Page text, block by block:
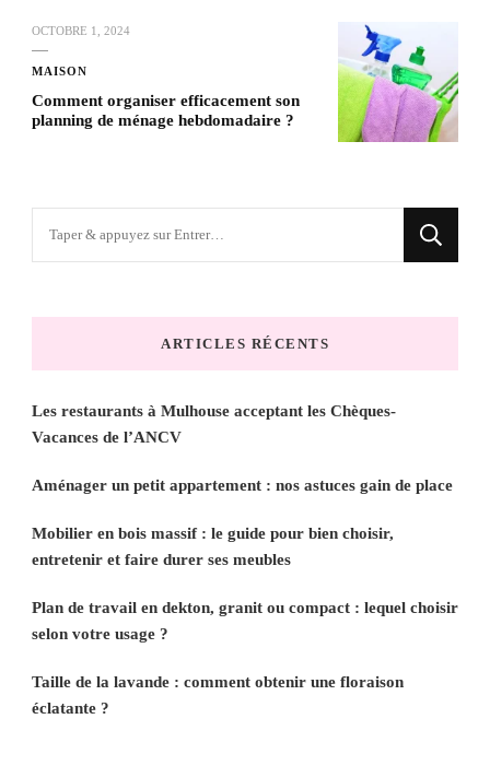
OCTOBRE 1, 2024
MAISON
Comment organiser efficacement son
planning de ménage hebdomadaire ?
chose
ARTICLES RÉCENTS
Les restaurants à Mulhouse acceptant les Chèques-
Vacances de l’ANCV
Aménager un petit appartement : nos astuces gain de place
Mobilier en bois massif : le guide pour bien choisir,
entretenir et faire durer ses meubles
Plan de travail en dekton, granit ou compact : lequel choisir
selon votre usage ?
Taille de la lavande : comment obtenir une floraison
éclatante ?